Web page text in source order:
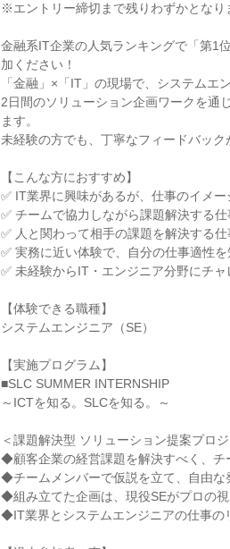
※エントリー締切まで残りわずかとなり
金融系IT企業の人気ランキングで「第1
加ください！
「金融」×「IT」の現場で、システムエ
2日間のソリューション企画ワークを通
ます。
未経験の方でも、丁寧なフィードバック
【こんな方におすすめ】
✅ IT業界に興味があるが、仕事のイメ
✅ チームで協力しながら課題解決する
✅ 人と関わって相手の課題を解決する
✅ 実務に近い体験で、自分の仕事適性
✅ 未経験からIT・エンジニア分野にチ
【体験できる職種】
システムエンジニア（SE）
【実施プログラム】
■SLC SUMMER INTERNSHIP
～ICTを知る。SLCを知る。～
＜課題解決型 ソリューション提案プロ
◆顧客企業の経営課題を解決すべく、チ
◆チームメンバーで仮説を立て、自由な
◆組み立てた企画は、現役SEがプロの
◆IT業界とシステムエンジニアの仕事の